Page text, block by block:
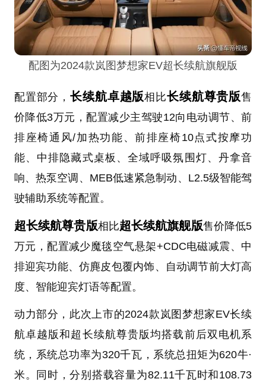
配图为2024款岚图梦想家EV超长续航旗舰版
配置部分，长续航卓越版相比长续航尊贵版售
价降低3万元，配置减少主驾驶12向电动调节、前
排座椅通风/加热功能、前排座椅10点式按摩功
能、中排隐藏式桌板、全域呼吸氛围灯、丹拿音
响、热泵空调、MEB低速紧急制动、L2.5级智能驾
驶辅助系统等配置。
超长续航尊贵版相比超长续航旗舰版售价降低5
万元，配置减少魔毯空气悬架+CDC电磁减震、中
排迎宾功能、仿麂皮包覆内饰、自动调节前大灯高
度、智能迎宾灯语等配置。
动力部分，此次上市的2024款岚图梦想家EV长续
航卓越版和超长续航尊贵版均搭载前后双电机系
统，系统总功率为320千瓦，系统总扭矩为620牛·
米。同时，分别搭载容量为82.11千瓦时和108.73